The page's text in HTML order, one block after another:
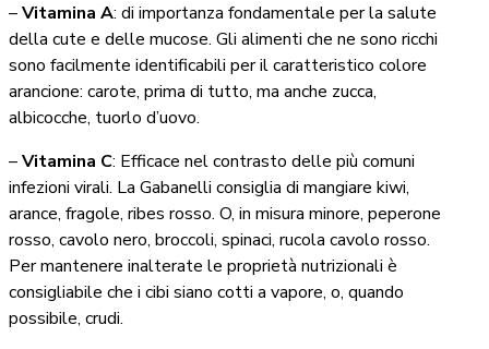
–Vitamina A: di importanza fondamentale per la salute
della cute e delle mucose. Gli alimenti che ne sono ricchi
sono facilmente identificabili per il caratteristico colore
arancione: carote, prima di tutto, ma anche zucca,
albicocche, tuorlo d’uovo.
–Vitamina C: Efficace nel contrasto delle più comuni
infezioni virali. La Gabanelli consiglia di mangiare kiwi,
arance, fragole, ribes rosso. O, in misura minore, peperone
rosso, cavolo nero, broccoli, spinaci, rucola cavolo rosso.
Per mantenere inalterate le proprietà nutrizionali è
consigliabile che i cibi siano cotti a vapore, o, quando
possibile, crudi.